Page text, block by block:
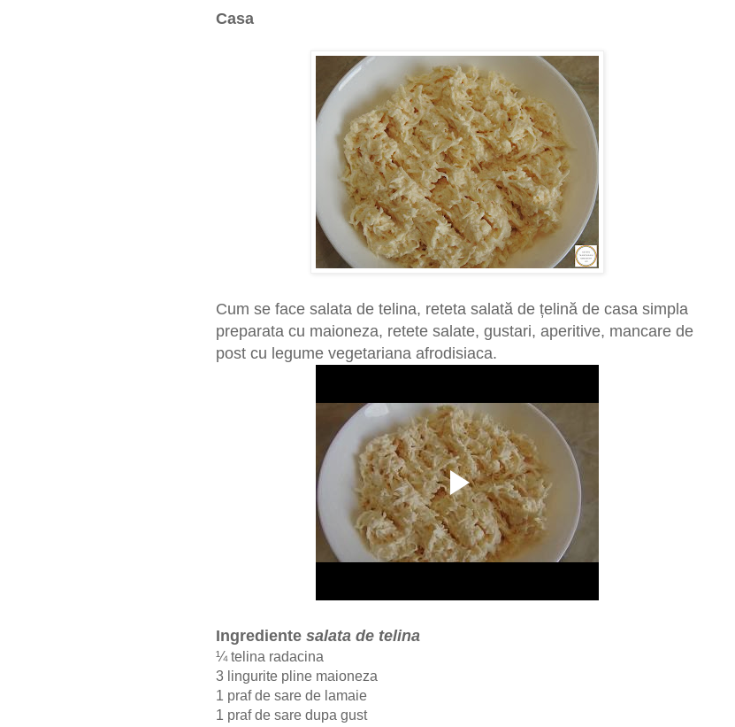
Casa
Cum se face salata de telina, reteta salată de țelină de casa simpla
preparata cu maioneza, retete salate, gustari, aperitive, mancare de
post cu legume vegetariana afrodisiaca.
Ingrediente salata de telina
¼ telina radacina
3 lingurite pline maioneza
1 praf de sare de lamaie
1 praf de sare dupa gust